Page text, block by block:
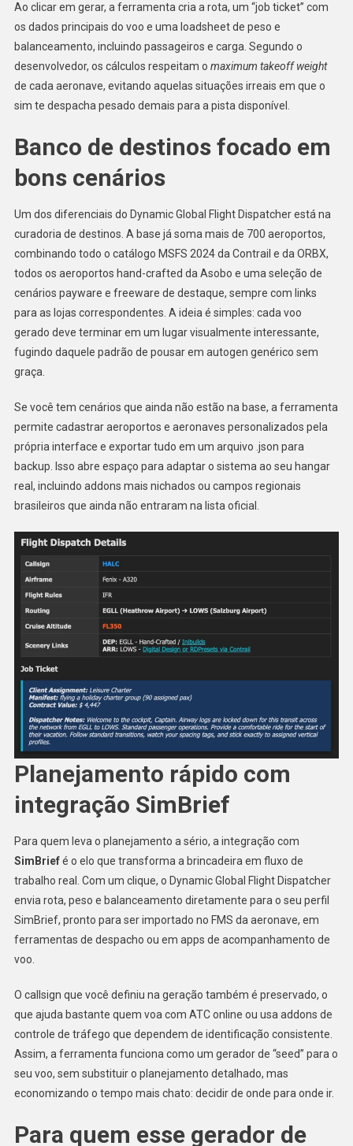
Ao clicar em gerar, a ferramenta cria a rota, um “job ticket” com
os dados principais do voo e uma loadsheet de peso e
balanceamento, incluindo passageiros e carga. Segundo o
desenvolvedor, os cálculos respeitam o maximum takeoff weight
de cada aeronave, evitando aquelas situações irreais em que o
sim te despacha pesado demais para a pista disponível.
Banco de destinos focado em
bons cenários
Um dos diferenciais do Dynamic Global Flight Dispatcher está na
curadoria de destinos. A base já soma mais de 700 aeroportos,
combinando todo o catálogo MSFS 2024 da Contrail e da ORBX,
todos os aeroportos hand-crafted da Asobo e uma seleção de
cenários payware e freeware de destaque, sempre com links
para as lojas correspondentes. A ideia é simples: cada voo
gerado deve terminar em um lugar visualmente interessante,
fugindo daquele padrão de pousar em autogen genérico sem
graça.
Se você tem cenários que ainda não estão na base, a ferramenta
permite cadastrar aeroportos e aeronaves personalizados pela
própria interface e exportar tudo em um arquivo .json para
backup. Isso abre espaço para adaptar o sistema ao seu hangar
real, incluindo addons mais nichados ou campos regionais
brasileiros que ainda não entraram na lista oficial.
Planejamento rápido com
integração SimBrief
Para quem leva o planejamento a sério, a integração com
SimBriefé o elo que transforma a brincadeira em fluxo de
trabalho real. Com um clique, o Dynamic Global Flight Dispatcher
envia rota, peso e balanceamento diretamente para o seu perfil
SimBrief, pronto para ser importado no FMS da aeronave, em
ferramentas de despacho ou em apps de acompanhamento de
voo.
O callsign que você definiu na geração também é preservado, o
que ajuda bastante quem voa com ATC online ou usa addons de
controle de tráfego que dependem de identificação consistente.
Assim, a ferramenta funciona como um gerador de “seed” para o
seu voo, sem substituir o planejamento detalhado, mas
economizando o tempo mais chato: decidir de onde para onde ir.
Para quem esse gerador de